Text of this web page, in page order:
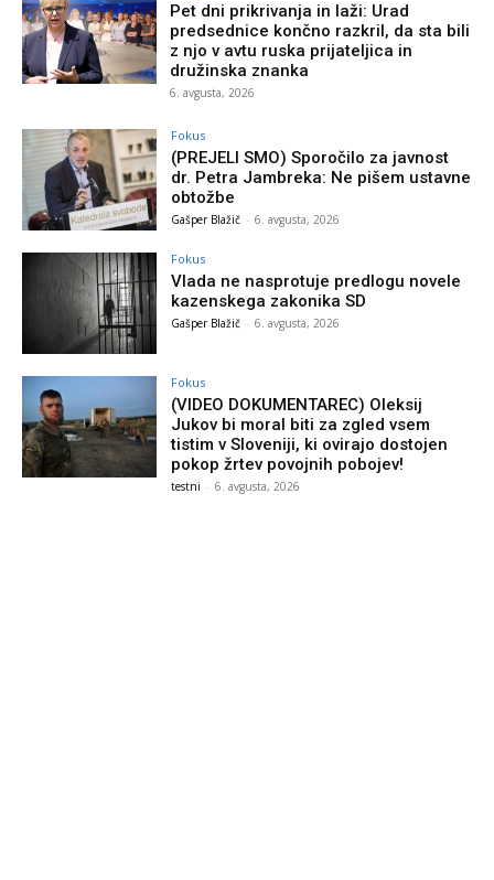
Pet dni prikrivanja in laži: Urad
predsednice končno razkril, da sta bili
z njo v avtu ruska prijateljica in
družinska znanka
6. avgusta, 2026
Fokus
(PREJELI SMO) Sporočilo za javnost
dr. Petra Jambreka: Ne pišem ustavne
obtožbe
Gašper Blažič - 6. avgusta, 2026
Fokus
Vlada ne nasprotuje predlogu novele
kazenskega zakonika SD
Gašper Blažič - 6. avgusta, 2026
Fokus
(VIDEO DOKUMENTAREC) Oleksij
Jukov bi moral biti za zgled vsem
tistim v Sloveniji, ki ovirajo dostojen
pokop žrtev povojnih pobojev!
testni - 6. avgusta, 2026